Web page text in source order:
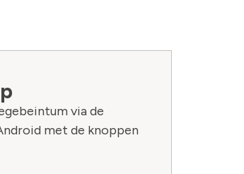
via de
met de knoppen